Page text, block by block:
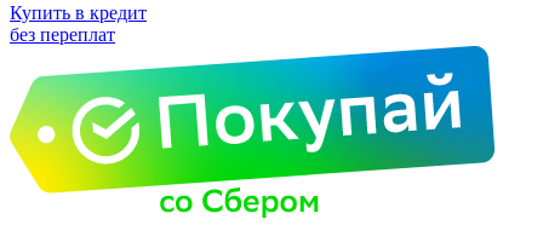
Купить в кредит
без переплат